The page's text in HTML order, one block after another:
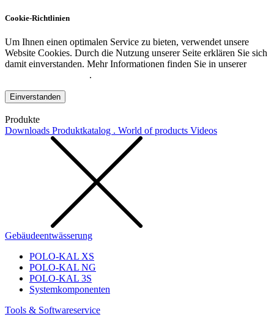
Cookie-Richtlinien
Um Ihnen einen optimalen Service zu bieten, verwendet unsere
Website Cookies. Durch die Nutzung unserer Seite erklären Sie sich
damit einverstanden. Mehr Informationen finden Sie in unserer
.
Einverstanden
Produkte
Downloads Produktkatalog . World of products Videos
Gebäudeentwässerung
POLO-KAL XS
POLO-KAL NG
POLO-KAL 3S
Systemkomponenten
Tools & Softwareservice